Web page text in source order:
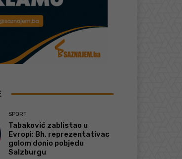
SPORT
Tabaković zablistao u
Evropi: Bh. reprezentativac
golom donio pobjedu
Salzburgu